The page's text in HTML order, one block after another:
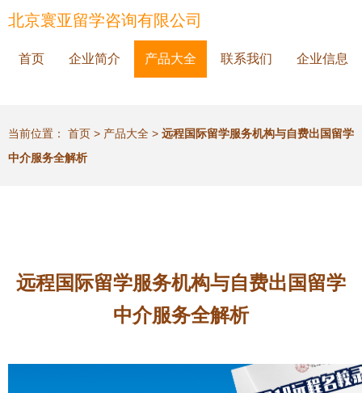
北京寰亚留学咨询有限公司
首页 企业简介 产品大全 联系我们 企业信息
当前位置： 首页 > 产品大全 > 远程国际留学服务机构与自费出国留学
中介服务全解析
远程国际留学服务机构与自费出国留学
中介服务全解析